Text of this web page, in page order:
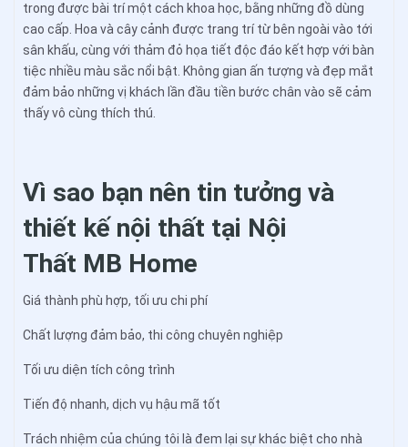
trong được bài trí một cách khoa học, bằng những đồ dùng
cao cấp. Hoa và cây cảnh được trang trí từ bên ngoài vào tới
sân khấu, cùng với thảm đỏ họa tiết độc đáo kết hợp với bàn
tiệc nhiều màu sắc nổi bật. Không gian ấn tượng và đẹp mắt
đảm bảo những vị khách lần đầu tiền bước chân vào sẽ cảm
thấy vô cùng thích thú.
Vì sao bạn nên tin tưởng và
thiết kế nội thất tại Nội
Thất MB Home
Giá thành phù hợp, tối ưu chi phí
Chất lượng đảm bảo, thi công chuyên nghiệp
Tối ưu diện tích công trình
Tiến độ nhanh, dịch vụ hậu mã tốt
Trách nhiệm của chúng tôi là đem lại sự khác biệt cho nhà